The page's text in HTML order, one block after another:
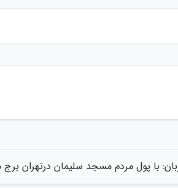
با پول مردم مسجد سلیمان درتهران